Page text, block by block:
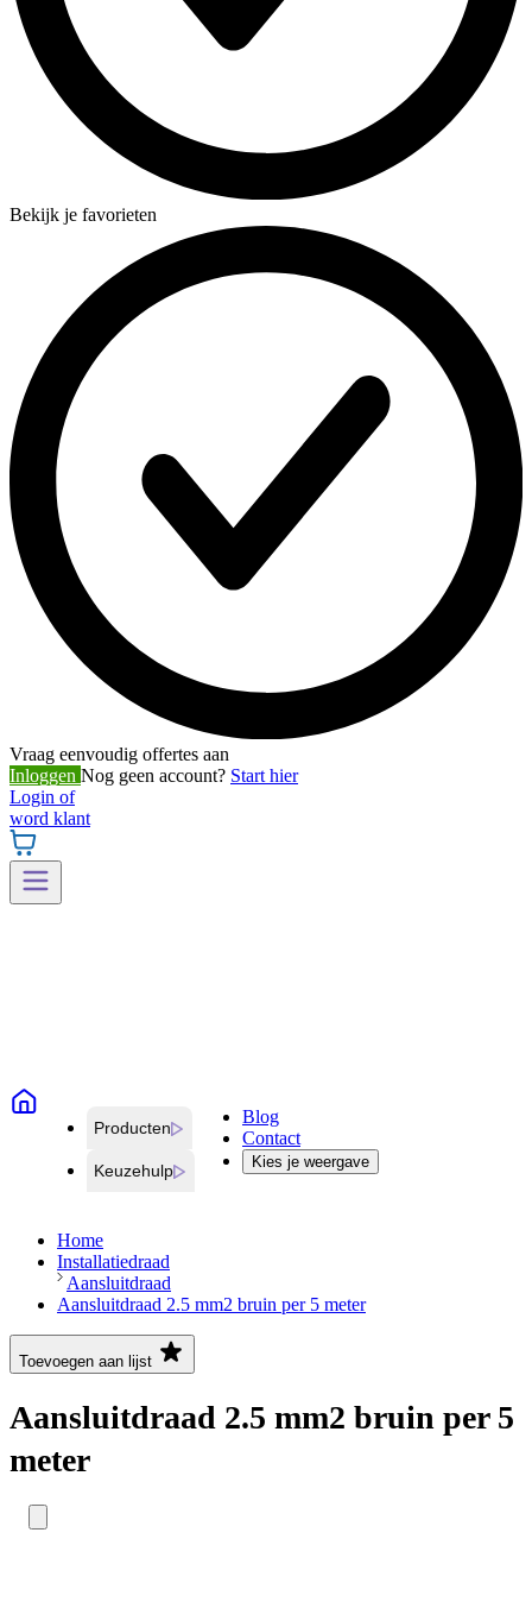
Bekijk je favorieten
Vraag eenvoudig offertes aan
Inloggen Nog geen account? Start hier
Login of
word klant
Producten
Keuzehulp
Blog
Contact
Kies je weergave
Home
Installatiedraad
Aansluitdraad
Aansluitdraad 2.5 mm2 bruin per 5 meter
Toevoegen aan lijst
Aansluitdraad 2.5 mm2 bruin per 5
meter